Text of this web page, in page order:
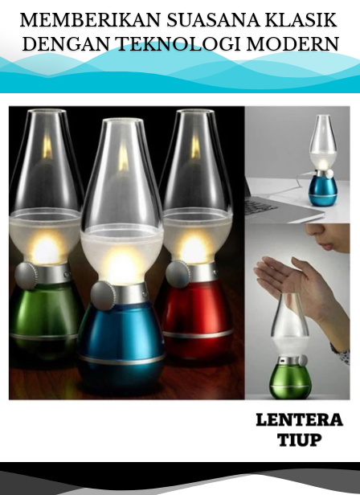
MEMBERIKAN SUASANA KLASIK
DENGAN TEKNOLOGI MODERN